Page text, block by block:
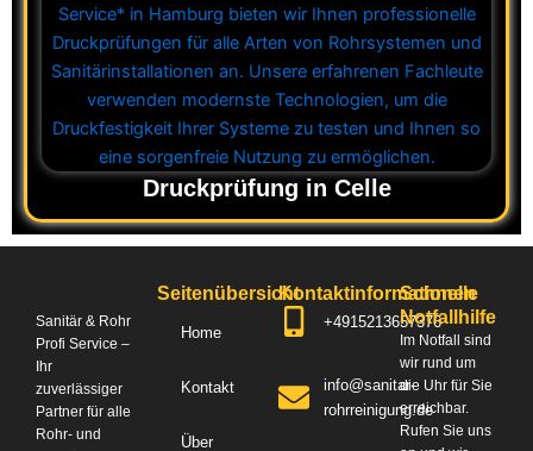
Druckprüfung in Celle
Sanitär & Rohr
Profi Service –
Ihr
zuverlässiger
Partner für alle
Rohr- und
Seitenübersicht
Home
Kontakt
Über
Kontaktinformationen
+4915213657376
info@sanitar-
rohrreinigung.de
Schnelle
Notfallhilfe
Im Notfall sind
wir rund um
die Uhr für Sie
erreichbar.
Rufen Sie uns